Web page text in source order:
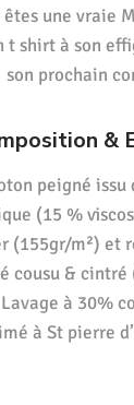
êtes une vraie
t shirt à son
son prochain
&
peigné issu
(15 %
(155gr/m²) et
cousu &
Lavage à 30%
à St pierre